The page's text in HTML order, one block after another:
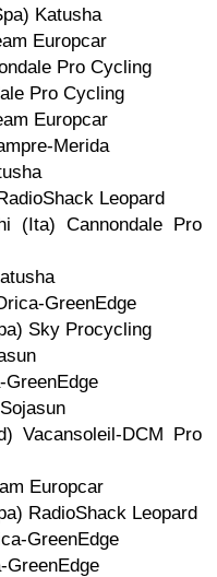
Katusha
Europcar
Pro Cycling
Pro Cycling
Europcar
Merida
Leopard
Cannondale Pro
GreenEdge
Sky Procycling
DCM Pro
Europcar
RadioShack Leopard
GreenEdge